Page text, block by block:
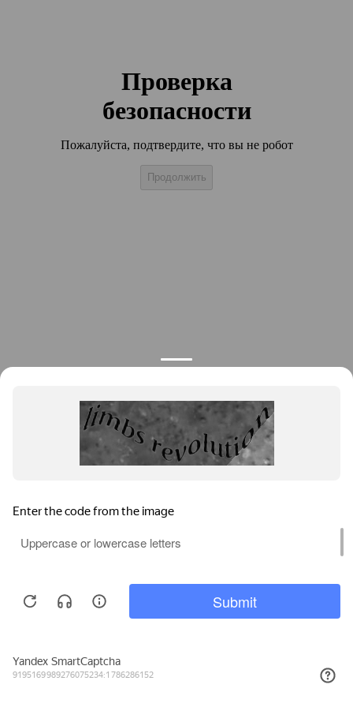
Проверка
безопасности
Пожалуйста, подтвердите, что вы не робот
Продолжить